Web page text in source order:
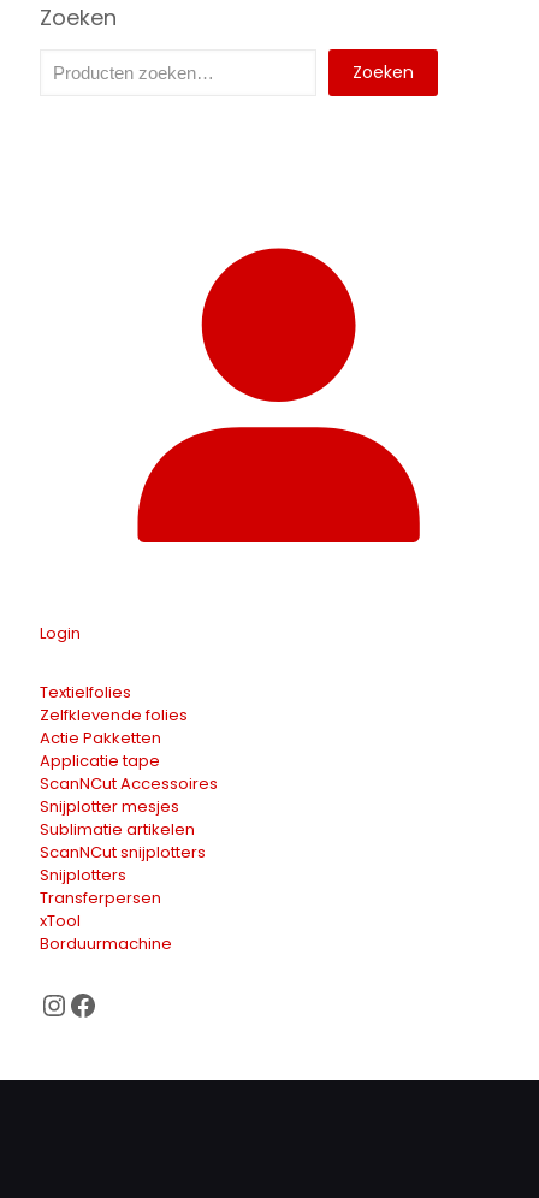
Zoeken
Zoeken
Login
Textielfolies
Zelfklevende folies
Actie Pakketten
Applicatie tape
ScanNCut Accessoires
Snijplotter mesjes
Sublimatie artikelen
ScanNCut snijplotters
Snijplotters
Transferpersen
xTool
Borduurmachine
Instagram
Facebook